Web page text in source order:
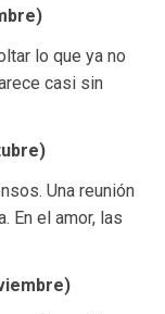
lo que ya no
casi sin
Una reunión
En el amor, las